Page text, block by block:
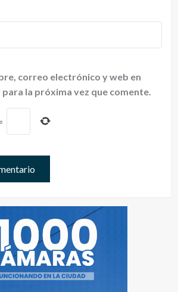
correo electrónico y web en
la próxima vez que comente.